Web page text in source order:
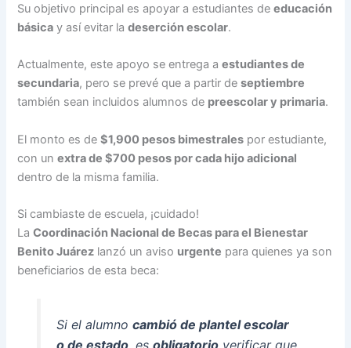
Su objetivo principal es apoyar a estudiantes deeducación
básica y así evitar ladeserción escolar.
Actualmente, este apoyo se entrega aestudiantes de
secundaria, pero se prevé que a partir deseptiembre
también sean incluidos alumnos de preescolar y primaria.
El monto es de$1,900 pesos bimestrales por estudiante,
con unextra de $700 pesos por cada hijo adicional
dentro de la misma familia.
Si cambiaste de escuela, ¡cuidado!
LaCoordinación Nacional de Becas para el Bienestar
Benito Juárez lanzó un aviso urgente para quienes ya son
beneficiarios de esta beca:
Si el alumno cambió de plantel escolar
o de estado, es obligatorioverificar que